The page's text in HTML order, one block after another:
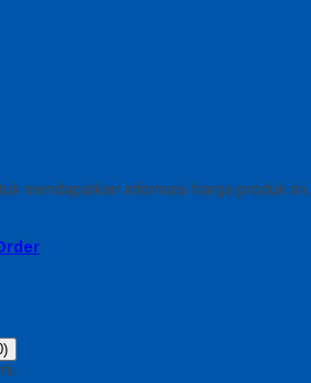
mendapatkan informasi harga produk ini.